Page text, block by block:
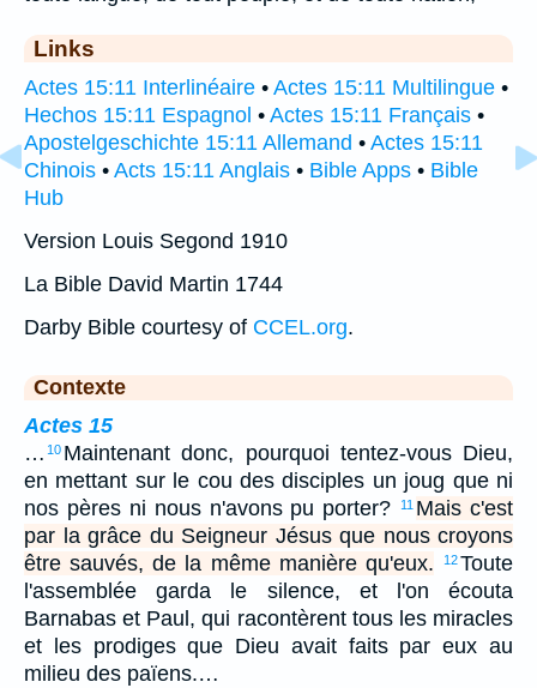
Links
Actes 15:11 Interlinéaire • Actes 15:11 Multilingue •
Hechos 15:11 Espagnol • Actes 15:11 Français •
Apostelgeschichte 15:11 Allemand • Actes 15:11
Chinois • Acts 15:11 Anglais • Bible Apps • Bible
Hub
Version Louis Segond 1910
La Bible David Martin 1744
Darby Bible courtesy of CCEL.org.
Contexte
Actes 15
… 10 Maintenant donc, pourquoi tentez-vous Dieu,
en mettant sur le cou des disciples un joug que ni
nos pères ni nous n'avons pu porter?
11 Mais c'est
par la grâce du Seigneur Jésus que nous croyons
être sauvés, de la même manière qu'eux.
12Toute
l'assemblée garda le silence, et l'on écouta
Barnabas et Paul, qui racontèrent tous les miracles
et les prodiges que Dieu avait faits par eux au
milieu des païens.…